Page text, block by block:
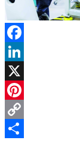
Facebook
LinkedIn
X
Pinterest
Copy